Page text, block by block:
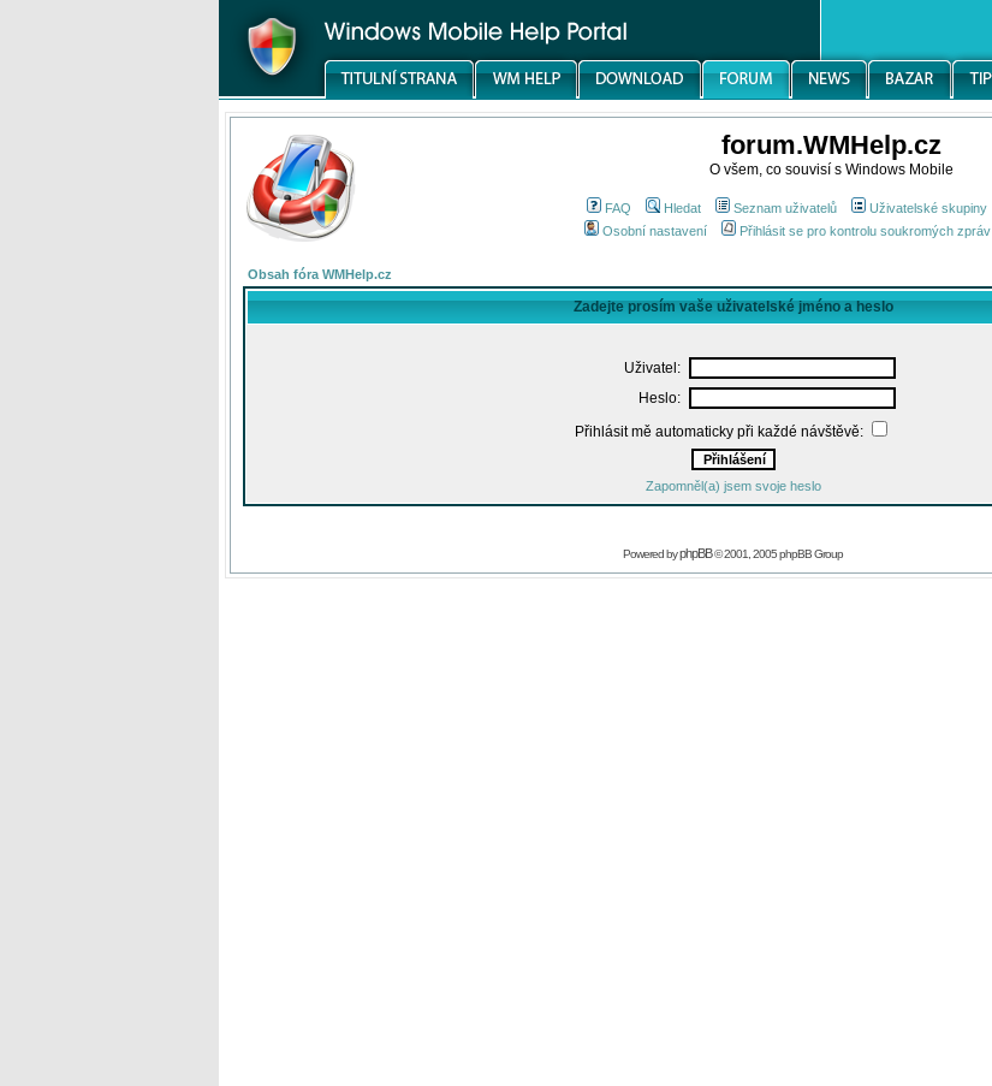
forum.WMHelp.cz
O všem, co souvisí s Windows Mobile
FAQ Hledat Seznam uživatelů Uživatelské skupiny
Osobní nastavení
Přihlásit se pro kontrolu soukromých zpráv
Obsah fóra WMHelp.cz
Zadejte prosím vaše uživatelské jméno a heslo
Uživatel:
Heslo:
Přihlásit mě automaticky při každé návštěvě:
Zapomněl(a) jsem svoje heslo
Powered byphpBB© 2001, 2005 phpBB Group